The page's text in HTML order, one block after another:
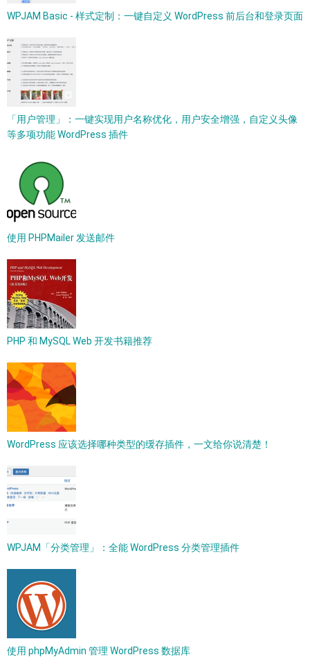
WPJAM Basic - 样式定制：一键自定义 WordPress 前后台和登录页面
「用户管理」：一键实现用户名称优化，用户安全增强，自定义头像
等多项功能 WordPress 插件
使用 PHPMailer 发送邮件
PHP 和 MySQL Web 开发书籍推荐
WordPress 应该选择哪种类型的缓存插件，一文给你说清楚！
WPJAM「分类管理」：全能 WordPress 分类管理插件
使用 phpMyAdmin 管理 WordPress 数据库